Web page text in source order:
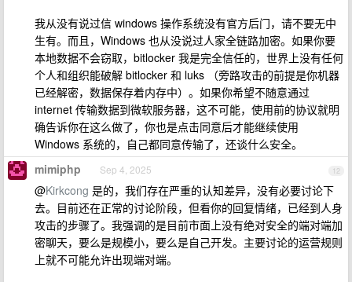
我从没有说过信 windows 操作系统没有官方后门，请不要无中
生有。而且，Windows 也从没说过人家全链路加密。如果你要
本地数据不会窃取，bitlocker 我是完全信任的，世界上没有任何
个人和组织能破解 bitlocker 和 luks （旁路攻击的前提是你机器
已经解密，数据保存着内存中）。如果你希望不随意通过
internet 传输数据到微软服务器，这不可能，使用前的协议就明
确告诉你在这么做了，你也是点击同意后才能继续使用
Windows 系统的，自己都同意传输了，还谈什么安全。
12
mimiphp Sep 4, 2025
@Kirkcong 是的，我们存在严重的认知差异，没有必要讨论下
去。目前还在正常的讨论阶段，但看你的回复情绪，已经到人身
攻击的步骤了。我强调的是目前市面上没有绝对安全的端对端加
密聊天，要么是规模小，要么是自己开发。主要讨论的运营规则
上就不可能允许出现端对端。